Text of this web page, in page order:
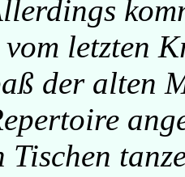
letzten
der alten
Tischen